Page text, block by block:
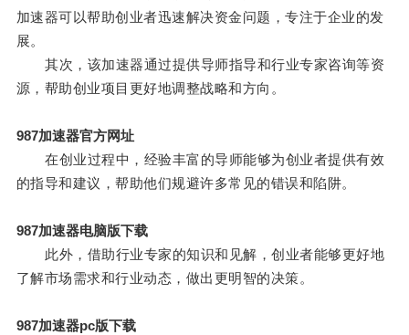
加速器可以帮助创业者迅速解决资金问题，专注于企业的发
展。
其次，该加速器通过提供导师指导和行业专家咨询等资
源，帮助创业项目更好地调整战略和方向。
987加速器官方网址
在创业过程中，经验丰富的导师能够为创业者提供有效
的指导和建议，帮助他们规避许多常见的错误和陷阱。
987加速器电脑版下载
此外，借助行业专家的知识和见解，创业者能够更好地
了解市场需求和行业动态，做出更明智的决策。
987加速器pc版下载